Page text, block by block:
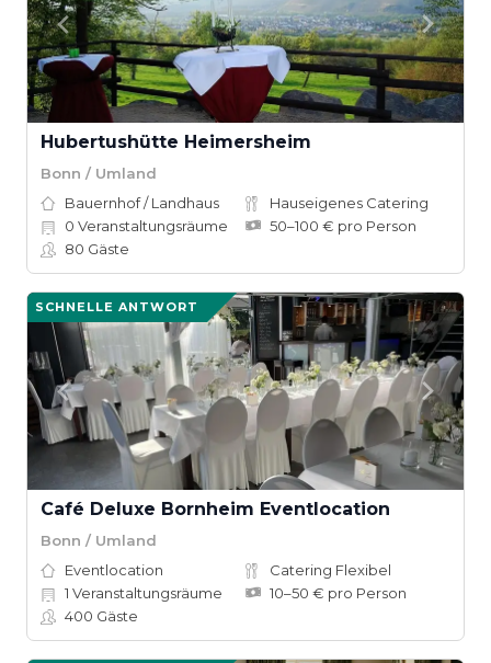
Hubertushütte Heimersheim
Bonn / Umland
Bauernhof / Landhaus
Hauseigenes Catering
0 Veranstaltungsräume
50–100 € pro Person
80 Gäste
SCHNELLE ANTWORT
Café Deluxe Bornheim Eventlocation
Bonn / Umland
Eventlocation
Catering Flexibel
1 Veranstaltungsräume
10–50 € pro Person
400 Gäste